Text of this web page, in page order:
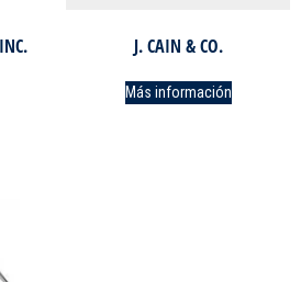
J. CAIN & CO.
Más información